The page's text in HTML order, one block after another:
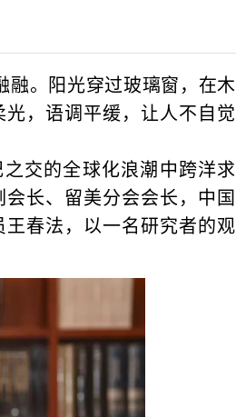
融。阳光穿过玻璃窗，在木
，语调平缓，让人不自觉
交的全球化浪潮中跨洋求
长、留美分会会长，中国
春法，以一名研究者的观